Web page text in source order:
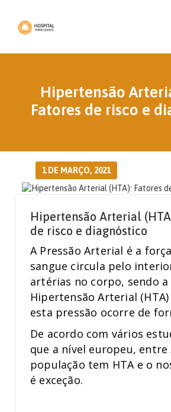
Hipertensão
Fatores de risco e
1 DE MARÇO, 2021
Hipertensão Arterial
de risco e diagnóstico
A Pressão Arterial é a
sangue circula pelo
artérias no corpo, sendo a
Hipertensão Arterial
esta pressão ocorre de
De acordo com vários
que a nível europeu, entre
população tem HTA e o
é exceção.